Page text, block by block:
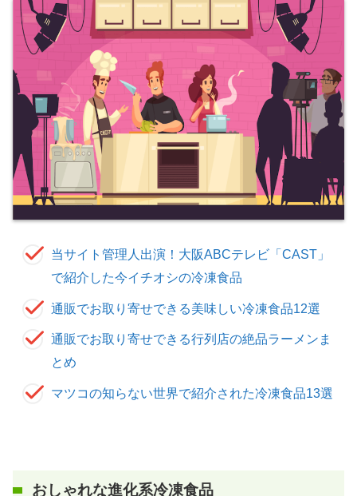
当サイト管理人出演！大阪ABCテレビ「CAST」
で紹介した今イチオシの冷凍食品
通販でお取り寄せできる美味しい冷凍食品12選
通販でお取り寄せできる行列店の絶品ラーメンま
とめ
マツコの知らない世界で紹介された冷凍食品13選
おしゃれな進化系冷凍食品